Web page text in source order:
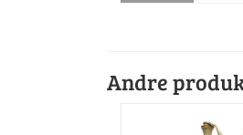
Andre